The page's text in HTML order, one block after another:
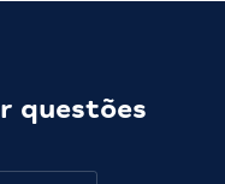
questões